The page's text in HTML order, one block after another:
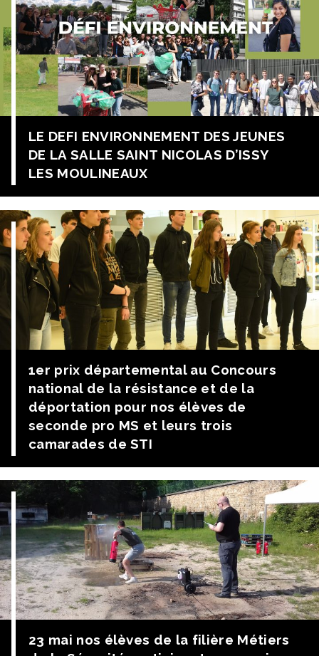
fenêtres sur le monde, lui permettre de progresser dans
son projet de vie et de s’épanouir dans […]
LE DEFI ENVIRONNEMENT DES JEUNES
DE LA SALLE SAINT NICOLAS D’ISSY
LES MOULINEAUX
Dans le cadre de la fête de l’établissement, des élèves
aidés de professeurs s’étaient lancé un « défi-
environnement » qui a permis l’espace d’un après-midi
d’aider à la propreté de la ville, et tout cela dans la bonne
humeur !
1er prix départemental au Concours
national de la résistance et de la
déportation pour nos élèves de
seconde pro MS et leurs trois
camarades de STI
Les Secondes Pro MS et trois élèves de Ter STI (pour la
partie technique) ont reçu le premier prix départemental
du Concours national de la résistance et de la
déportation. Ils ont travaillé à l’élaboration d’une
maquette d’un camp de concentration reliée à l’aide de
QR codes à un site Internet. Les lauréats se rendront […]
23 mai nos élèves de la filière Métiers